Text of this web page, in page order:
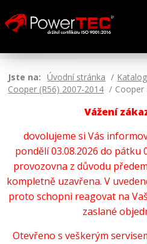
Jste na: Úvodní stránka Katalog
Cooper (R56) 2007-2014
Cooper
Vážení
dovolujeme si Vás
pondělí 03.08.2026 do pátku
provozovna z důvodu
kompletně uzavřena. V
proto schopni reagovat na
zaslané
Otevřeno s veškerým